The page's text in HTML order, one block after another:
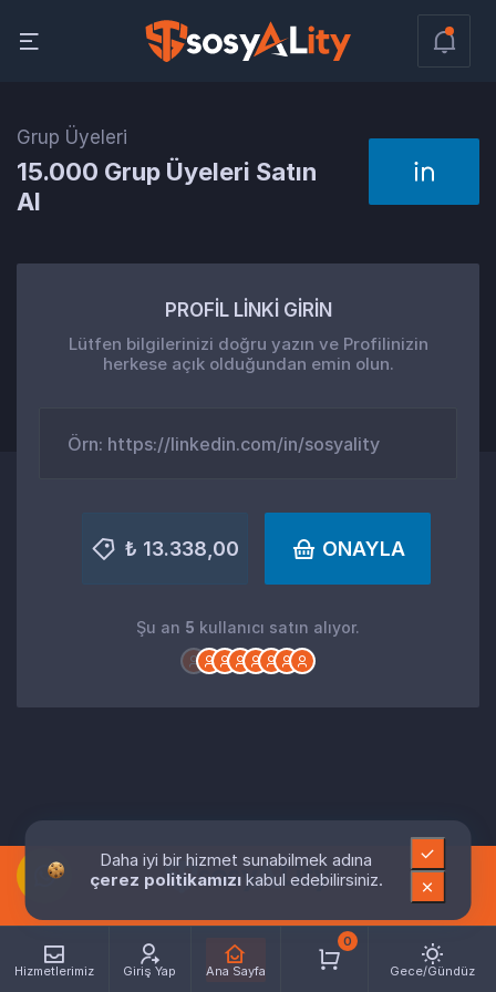
Hizmetlerimiz Giriş Yap Ana Sayfa
0
Gece/Gündüz
Grup Üyeleri
15.000 Grup Üyeleri Satın
Al
PROFİL LİNKİ GİRİN
Lütfen bilgilerinizi doğru yazın ve Profilinizin
herkese açık olduğundan emin olun.
₺ 13.338,00 ONAYLA
Şu an 5 kullanıcı satın alıyor.
Daha iyi bir hizmet sunabilmek adına
çerez politikamızı kabul edebilirsiniz.